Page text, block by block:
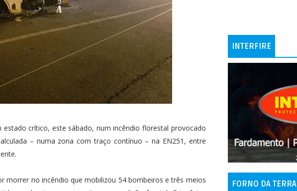
crítico, este sábado, num incêndio florestal provocado
– numa zona com traço contínuo – na EN251, entre
morrer no incêndio que mobilizou 54 bombeiros e três meios
INTERFIRE
FORNO DA TERRA